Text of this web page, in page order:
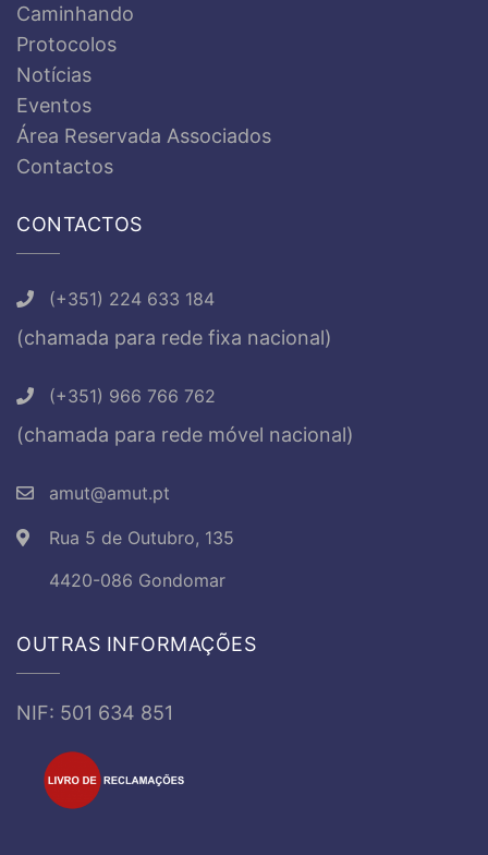
Caminhando
Protocolos
Notícias
Eventos
Área Reservada Associados
Contactos
CONTACTOS
(+351) 224 633 184
(chamada para rede fixa nacional)
(+351) 966 766 762
(chamada para rede móvel nacional)
amut@amut.pt
Rua 5 de Outubro, 135
4420-086 Gondomar
OUTRAS INFORMAÇÕES
NIF: 501 634 851